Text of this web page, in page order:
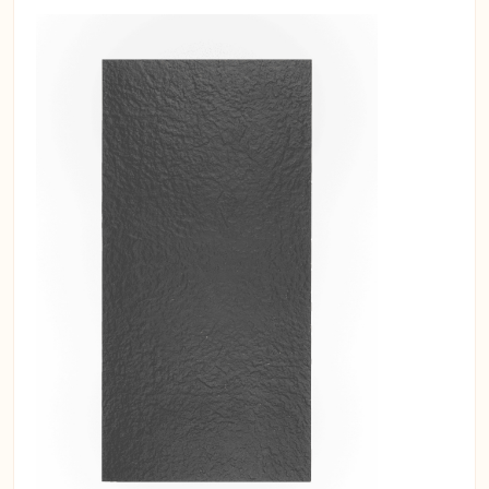
dekoratif panel arayışında olan
profesyonel kullanıcılar için
mükemmel tercihtir.
Bakım ve Kullanım
Tavsiyeleri
Supramat panellerin uzun ömürlü
kalması için kuru veya hafif nemli
mikrofiber bezle temizlenmesi önerilir.